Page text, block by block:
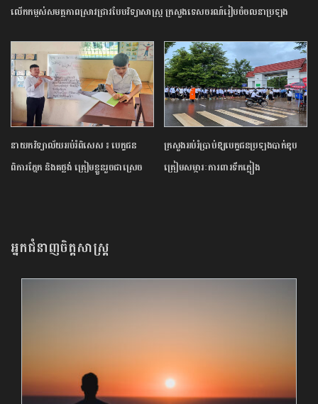
លើកកម្ពស់​សមត្ថភាព​ស្រាវជ្រាវ​បែប​វិទ្យាសាស្ត្រ​ ក្រសួង​ទេសចរណ៍​រៀបចំ​ចលនា​ប្រឡង​
នាយក​វិទ្យាល័យ​អប់រំ​ពិសេស​ ​៖ ​បេក្ខជន​
ពិការ​ភ្នែក​ និង​គថ្លង់​ ត្រៀមខ្លួន​រួច​ជាស្រេច​
ក្រសួង​អប់រំ​ប្រាប់​ឱ្យ​បេក្ខជន​ប្រឡង​បាក់ឌុប​
ត្រៀម​សម្ភារៈ​ការពារ​ទឹកភ្លៀង​
អ្នកជំនាញចិត្តសាស្រ្ត